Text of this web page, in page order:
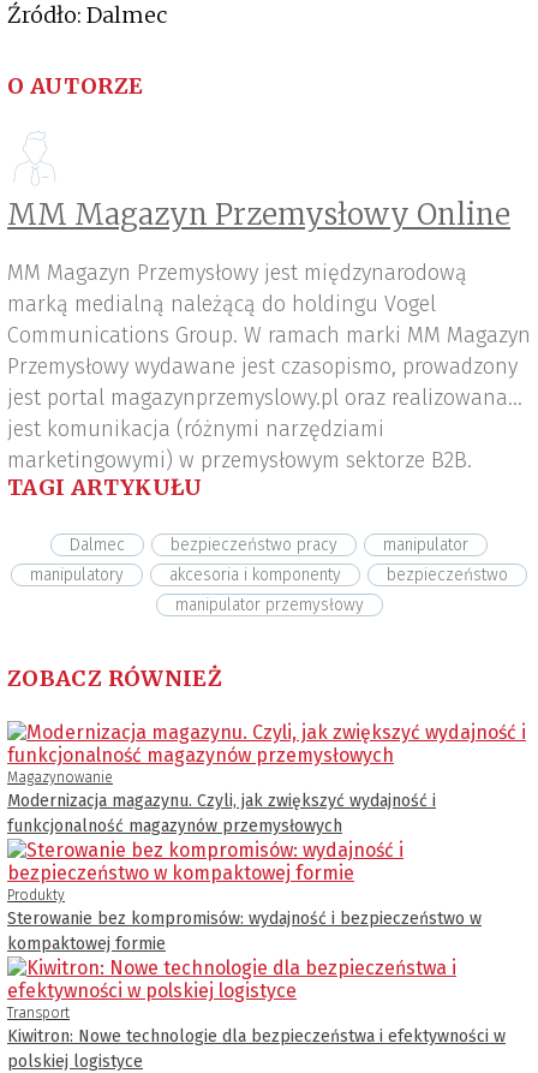
Źródło: Dalmec
O AUTORZE
MM Magazyn Przemysłowy Online
MM Magazyn Przemysłowy jest międzynarodową
marką medialną należącą do holdingu Vogel
Communications Group. W ramach marki MM Magazyn
Przemysłowy wydawane jest czasopismo, prowadzony
jest portal magazynprzemyslowy.pl oraz realizowana
jest komunikacja (różnymi narzędziami
marketingowymi) w przemysłowym sektorze B2B.
TAGI ARTYKUŁU
Dalmec bezpieczeństwo pracy
manipulator
manipulatory
akcesoria i komponenty
bezpieczeństwo
manipulator przemysłowy
ZOBACZ RÓWNIEŻ
Magazynowanie
Modernizacja magazynu. Czyli, jak zwiększyć wydajność i
funkcjonalność magazynów przemysłowych
Produkty
Sterowanie bez kompromisów: wydajność i bezpieczeństwo w
kompaktowej formie
Transport
Kiwitron: Nowe technologie dla bezpieczeństwa i efektywności w
polskiej logistyce